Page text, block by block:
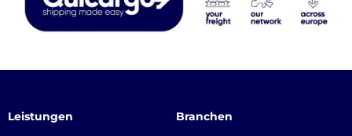
Leistungen
Branchen